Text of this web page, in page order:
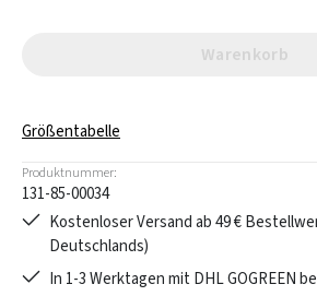
Warenkorb
Größentabelle
Produktnummer:
131-85-00034
Kostenloser Versand ab 49 €
Deutschlands)
In 1-3 Werktagen mit DHL GOGREEN